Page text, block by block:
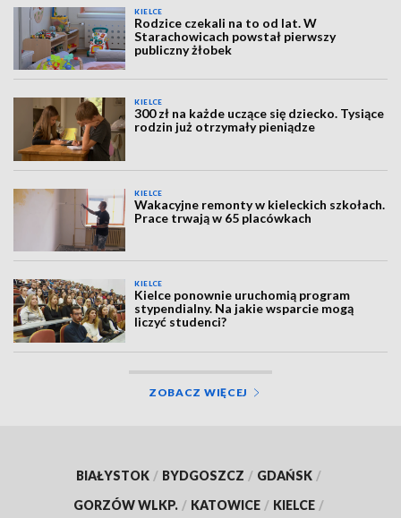
KIELCE
Rodzice czekali na to od lat. W
Starachowicach powstał pierwszy
publiczny żłobek
KIELCE
300 zł na każde uczące się dziecko. Tysiące
rodzin już otrzymały pieniądze
KIELCE
Wakacyjne remonty w kieleckich szkołach.
Prace trwają w 65 placówkach
KIELCE
Kielce ponownie uruchomią program
stypendialny. Na jakie wsparcie mogą
liczyć studenci?
ZOBACZ WIĘCEJ
BIAŁYSTOK / BYDGOSZCZ / GDAŃSK /
GORZÓW WLKP. / KATOWICE / KIELCE /